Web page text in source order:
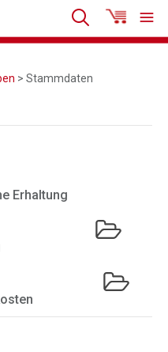
> Stammdaten
Erhaltung